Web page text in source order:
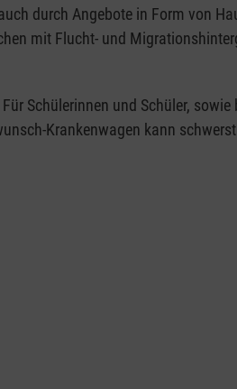
durch Angebote in Form von
mit Flucht- und
Schülerinnen und Schüler,
Krankenwagen kann